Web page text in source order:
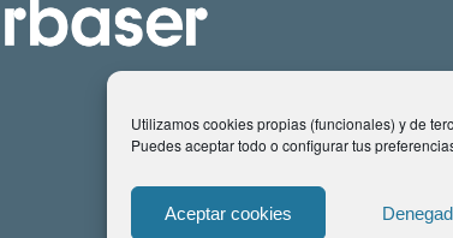
Utilizamos cookies propias (funcionales) y de
Puedes aceptar todo o configurar tus
Aceptar cookies